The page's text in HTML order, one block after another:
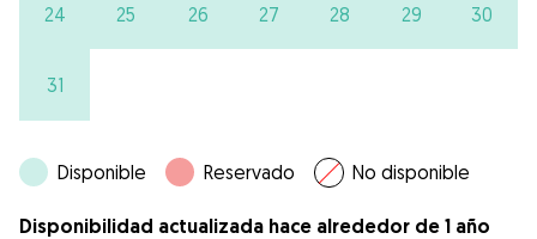
24 25 26 27 28 29 30
31
Disponible Reservado No disponible
Disponibilidad actualizada hace alrededor de 1 año